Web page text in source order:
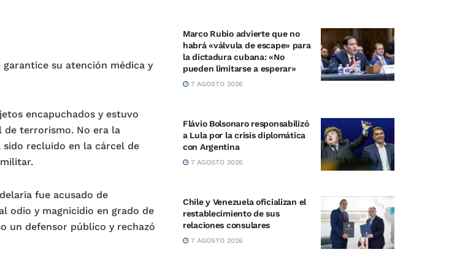
su atención médica y
encapuchados y estuvo
de terrorismo. No era la
sido recluido en la cárcel de
fue acusado de
odio y magnicidio en grado de
un defensor público y rechazó
Marco Rubio advierte que no
habrá «válvula de escape» para
la dictadura cubana: «No
pueden limitarse a esperar»
7 AGOSTO 2026
Flávio Bolsonaro responsabilizó
a Lula por la crisis diplomática
con Argentina
7 AGOSTO 2026
Chile y Venezuela oficializan el
restablecimiento de sus
relaciones consulares
7 AGOSTO 2026